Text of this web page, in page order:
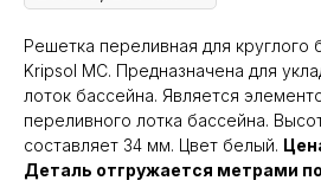
Решетка переливная для круглого
Kripsol MC. Предназначена для
лоток бассейна. Является
переливного лотка бассейна.
составляет 34 мм. Цвет белый.
Деталь отгружается метрами